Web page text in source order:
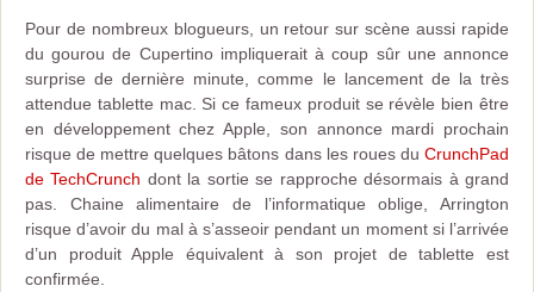
Pour de nombreux blogueurs, un retour sur scène aussi rapide
du gourou de Cupertino impliquerait à coup sûr une annonce
surprise de dernière minute, comme le lancement de la très
attendue tablette mac. Si ce fameux produit se révèle bien être
en développement chez Apple, son annonce mardi prochain
risque de mettre quelques bâtons dans les roues du CrunchPad
de TechCrunch dont la sortie se rapproche désormais à grand
pas. Chaine alimentaire de l’informatique oblige, Arrington
risque d’avoir du mal à s’asseoir pendant un moment si l’arrivée
d’un produit Apple équivalent à son projet de tablette est
confirmée.